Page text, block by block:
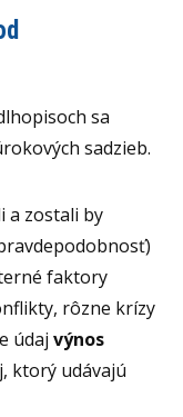
sa
sadzieb.
a zostali by
faktory
rôzne krízy
údajvýnos
ktorý udávajú